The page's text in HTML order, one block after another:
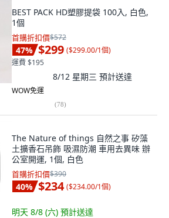
BEST PACK HD塑膠提袋 100入, 白色,
1個
首購折扣價$572
47% $299 ($299.00/1個)
運費 $195
8/12 星期三 預計送達
WOW免運
(78)
The Nature of things 自然之事 矽藻
土擴香石吊飾 吸濕防潮 車用去異味 辦
公室開運, 1個, 白色
首購折扣價$390
40% $234 ($234.00/1個)
明天 8/8 (六) 預計送達